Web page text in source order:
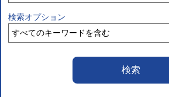
検索オプション